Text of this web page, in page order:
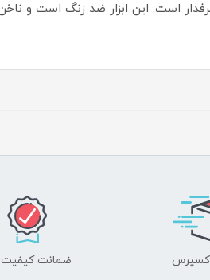
است. این ابزار ضد زنگ است و ناخن
ضمانت کیفیت